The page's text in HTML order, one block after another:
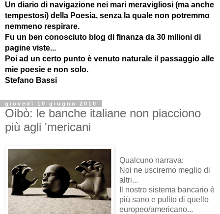
Un diario di navigazione nei mari meravigliosi (ma anche
tempestosi) della Poesia, senza la quale non potremmo
nemmeno respirare.
Fu un ben conosciuto blog di finanza da 30 milioni di
pagine viste...
Poi ad un certo punto è venuto naturale il passaggio alle
mie poesie e non solo.
Stefano Bassi
giovedì 10 giugno 2010
Oibò: le banche italiane non piacciono
più agli 'mericani
Qualcuno narrava:
Noi ne usciremo meglio di
altri...
Il nostro sistema bancario è
più sano e pulito di quello
europeo/americano...